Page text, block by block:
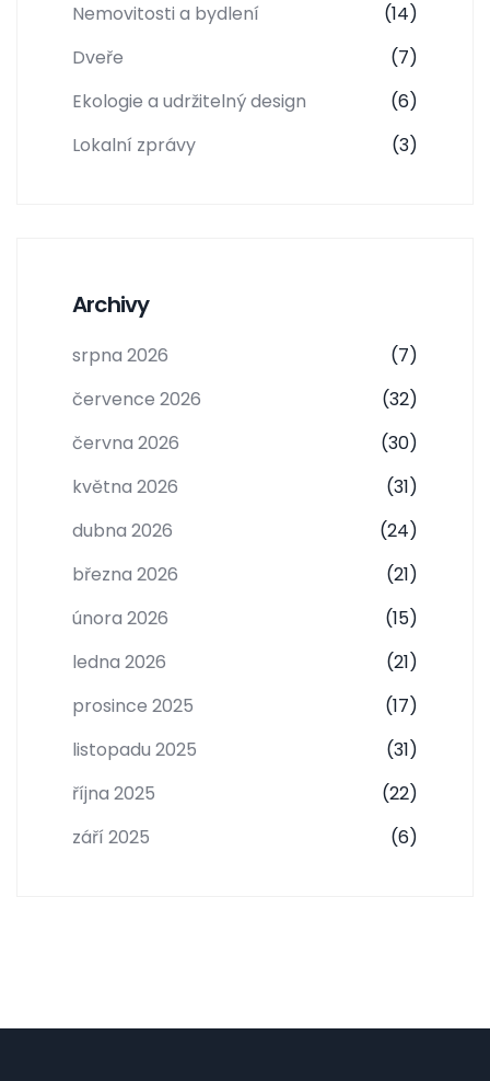
Nemovitosti a bydlení
(14)
Dveře
(7)
Ekologie a udržitelný design
(6)
Lokalní zprávy
(3)
Archivy
srpna 2026
(7)
července 2026
(32)
června 2026
(30)
května 2026
(31)
dubna 2026
(24)
března 2026
(21)
února 2026
(15)
ledna 2026
(21)
prosince 2025
(17)
listopadu 2025
(31)
října 2025
(22)
září 2025
(6)